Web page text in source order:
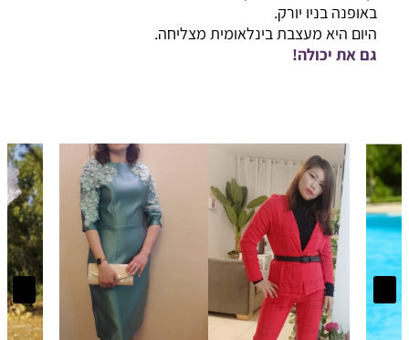
באופנה בניו יורק.
היום היא מעצבת בינלאומית מצליחה.
גם את יכולה!